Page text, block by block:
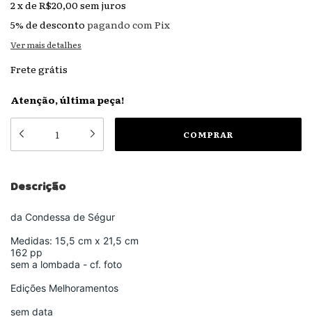
2xde R$20,00 sem juros
5% de desconto pagando com Pix
Ver mais detalhes
Frete grátis
Atenção, última peça!
Descrição
da Condessa de Ségur
Medidas: 15,5 cm x 21,5 cm
162 pp
sem a lombada - cf. foto
Edições Melhoramentos
sem data